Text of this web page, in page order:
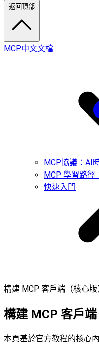
MCP協議：AI
MCP 學習路徑
快速入門
返回頂部
MCP中文文檔
構建 MCP 客戶端（核心版
構建 MCP 客戶
本頁基於官方教程的核心